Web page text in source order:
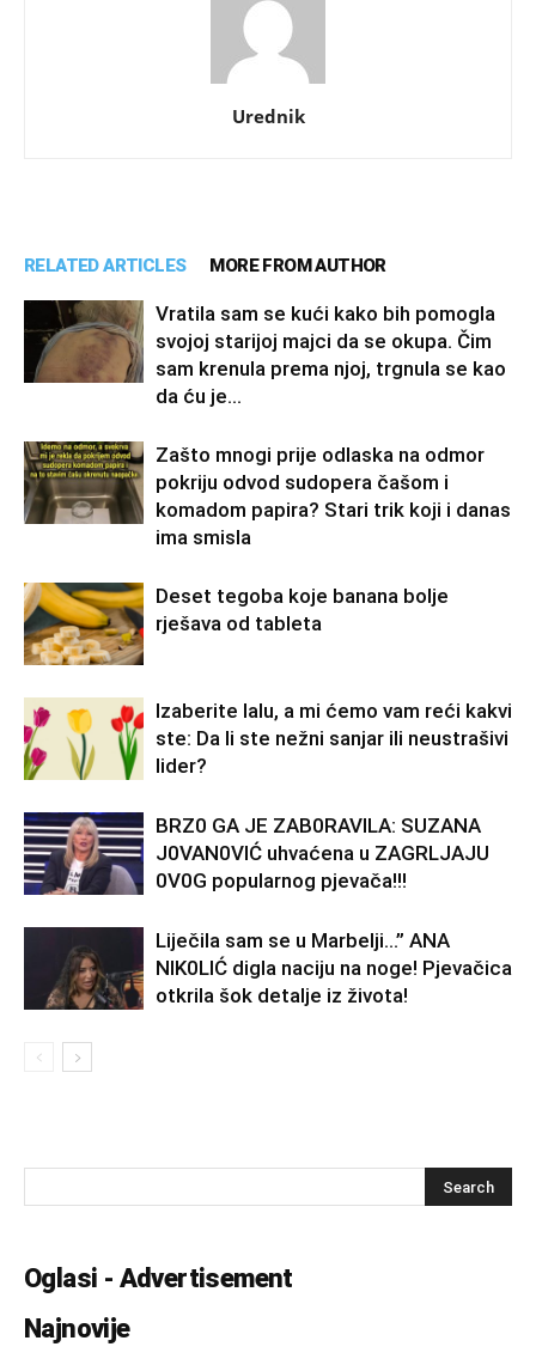
Urednik
RELATED ARTICLES MORE FROM AUTHOR
Vratila sam se kući kako bih pomogla
svojoj starijoj majci da se okupa. Čim
sam krenula prema njoj, trgnula se kao
da ću je...
Zašto mnogi prije odlaska na odmor
pokriju odvod sudopera čašom i
komadom papira? Stari trik koji i danas
ima smisla
Deset tegoba koje banana bolje
rješava od tableta
Izaberite lalu, a mi ćemo vam reći kakvi
ste: Da li ste nežni sanjar ili neustrašivi
lider?
BRZ0 GA JE ZAB0RAVlLA: SUZANA
J0VAN0VIĆ uhvaćena u ZAGRLJAJU
0V0G popularnog pjevača!!!
Liječila sam se u Marbelji…” ANA
NlK0LlĆ digla naciju na noge! Pjevačica
otkrila šok detalje iz života!
Oglasi - Advertisement
Najnovije